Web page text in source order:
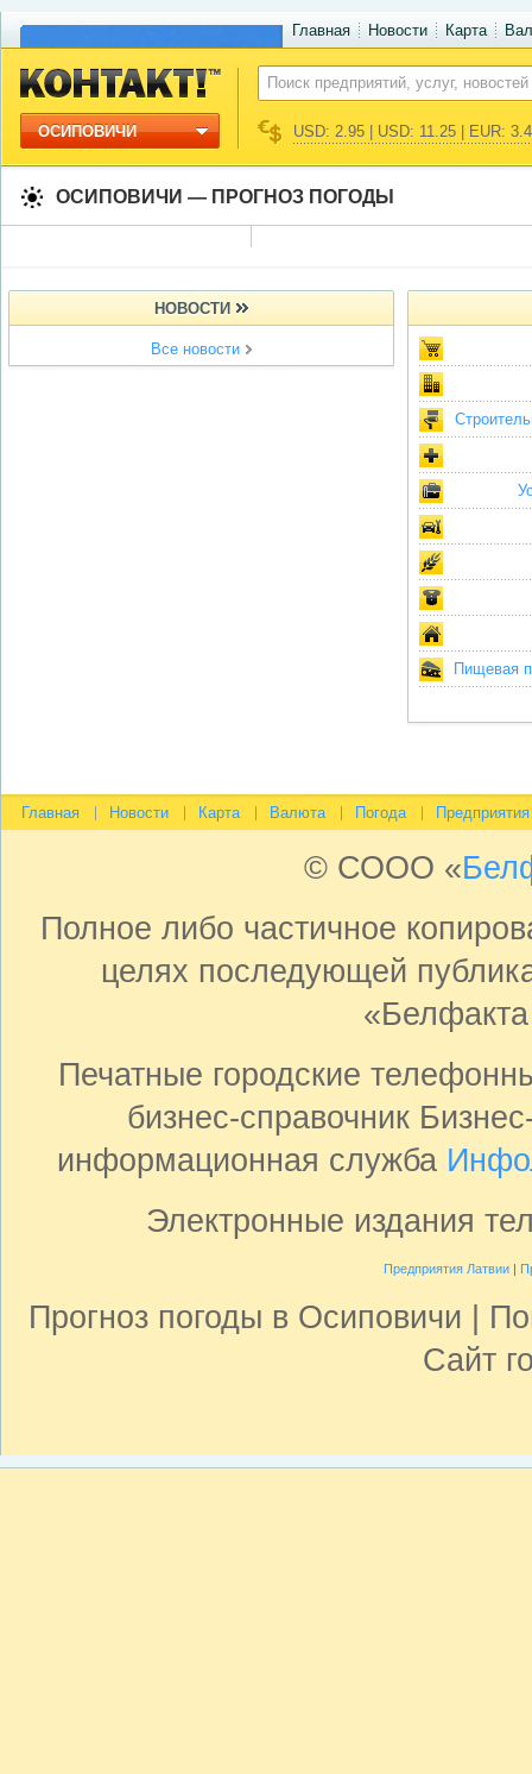
Главная Новости Карта
ОСИПОВИЧИ USD: 2.95 | USD: 11.25 | EUR:
ОСИПОВИЧИ — ПРОГНОЗ ПОГОДЫ
НОВОСТИ
Все новости
Пищевая
Главная Новости Карта Валюта Погода Предприятия
© СООО «
Полное либо частичное
целях последующей
Печатные городские
бизнес-справочник
информационная служба
Электронные издания
Предприятия Латвии|
Прогноз погоды в Осиповичи |
Сайт